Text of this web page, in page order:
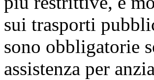
sui trasporti
sono obbligatorie
assistenza per